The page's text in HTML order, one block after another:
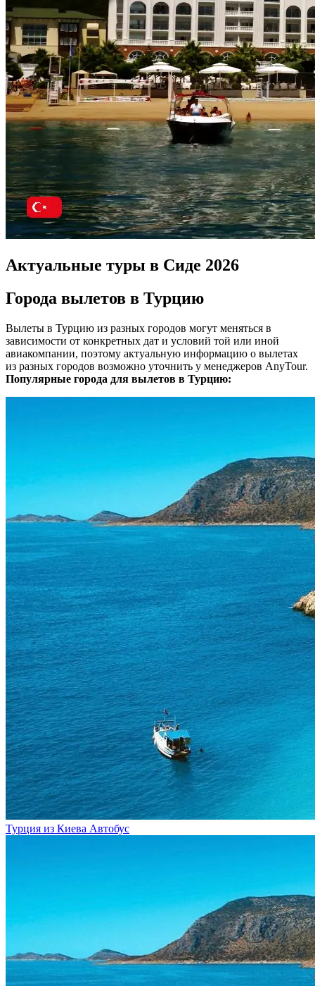
Актуальные туры в Сиде 2026
Города вылетов в Турцию
Вылеты в Турцию из разных городов могут меняться в
зависимости от конкретных дат и условий той или иной
авиакомпании, поэтому актуальную информацию о вылетах
из разных городов возможно уточнить у менеджеров AnyTour.
Популярные города для вылетов в Турцию:
Турция из Киева Автобус